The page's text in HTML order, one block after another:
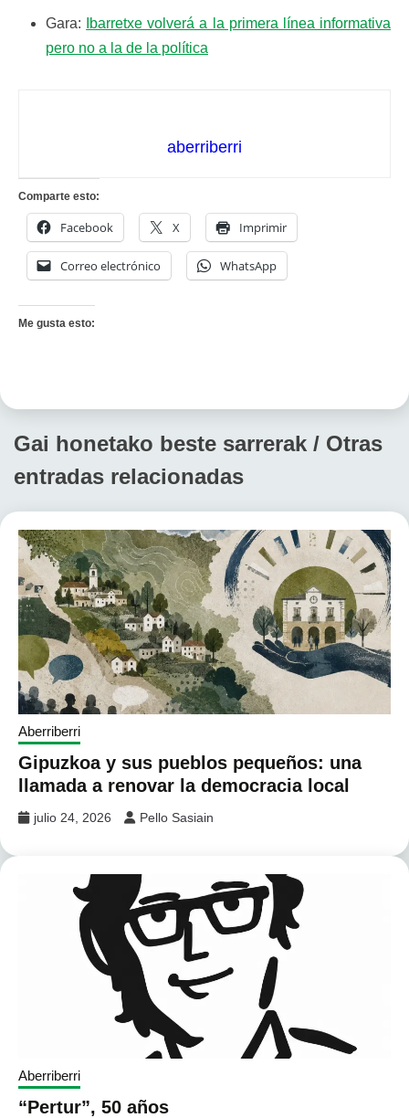
Gara:
Ibarretxe volverá a la primera línea informativa
pero no a la de la política
aberriberri
Comparte esto:
Facebook X Imprimir
Correo electrónico WhatsApp
Me gusta esto:
Gai honetako beste sarrerak / Otras
entradas relacionadas
Aberriberri
Gipuzkoa y sus pueblos pequeños: una
llamada a renovar la democracia local
julio 24, 2026 Pello Sasiain
Aberriberri
“Pertur”, 50 años